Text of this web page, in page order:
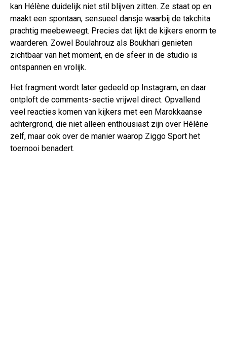
kan Hélène duidelijk niet stil blijven zitten. Ze staat op en
maakt een spontaan, sensueel dansje waarbij de takchita
prachtig meebeweegt. Precies dat lijkt de kijkers enorm te
waarderen. Zowel Boulahrouz als Boukhari genieten
zichtbaar van het moment, en de sfeer in de studio is
ontspannen en vrolijk.
Het fragment wordt later gedeeld op Instagram, en daar
ontploft de comments-sectie vrijwel direct. Opvallend
veel reacties komen van kijkers met een Marokkaanse
achtergrond, die niet alleen enthousiast zijn over Hélène
zelf, maar ook over de manier waarop Ziggo Sport het
toernooi benadert.